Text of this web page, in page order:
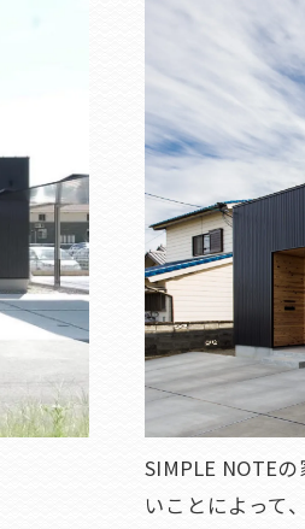
SIMPLE NOTE
いことによって